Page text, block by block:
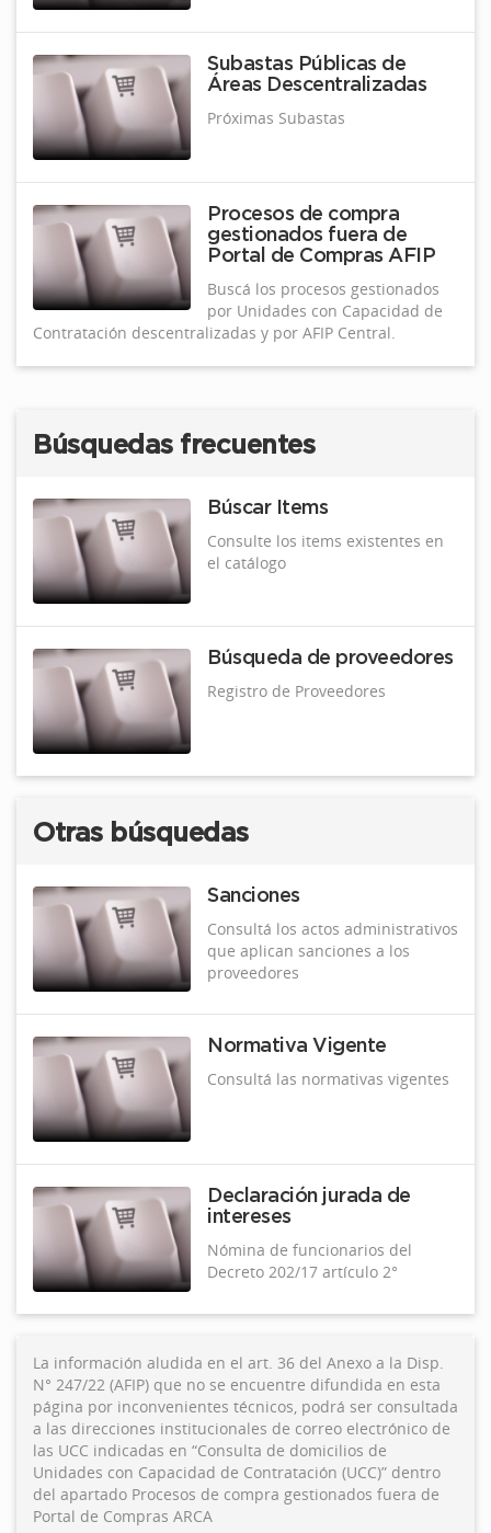
Subastas Públicas de
Áreas Descentralizadas
Próximas Subastas
Procesos de compra
gestionados fuera de
Portal de Compras AFIP
Buscá los procesos gestionados
por Unidades con Capacidad de
Contratación descentralizadas y por AFIP Central.
Búsquedas frecuentes
Búscar Items
Consulte los items existentes en
el catálogo
Búsqueda de proveedores
Registro de Proveedores
Otras búsquedas
Sanciones
Consultá los actos administrativos
que aplican sanciones a los
proveedores
Normativa Vigente
Consultá las normativas vigentes
Declaración jurada de
intereses
Nómina de funcionarios del
Decreto 202/17 artículo 2°
La información aludida en el art. 36 del Anexo a la Disp.
N° 247/22 (AFIP) que no se encuentre difundida en esta
página por inconvenientes técnicos, podrá ser consultada
a las direcciones institucionales de correo electrónico de
las UCC indicadas en “Consulta de domicilios de
Unidades con Capacidad de Contratación (UCC)” dentro
del apartado Procesos de compra gestionados fuera de
Portal de Compras ARCA